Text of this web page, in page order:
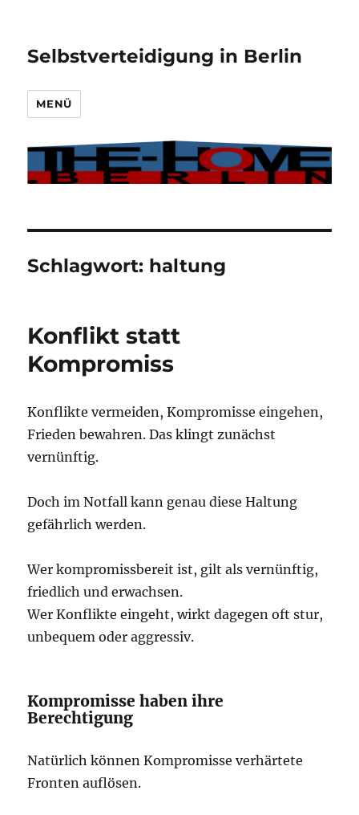
Selbstverteidigung in Berlin
MENÜ
Schlagwort: haltung
Konflikt statt
Kompromiss
Konflikte vermeiden, Kompromisse eingehen,
Frieden bewahren. Das klingt zunächst
vernünftig.
Doch im Notfall kann genau diese Haltung
gefährlich werden.
Wer kompromissbereit ist, gilt als vernünftig,
friedlich und erwachsen.
Wer Konflikte eingeht, wirkt dagegen oft stur,
unbequem oder aggressiv.
Kompromisse haben ihre
Berechtigung
Natürlich können Kompromisse verhärtete
Fronten auflösen.